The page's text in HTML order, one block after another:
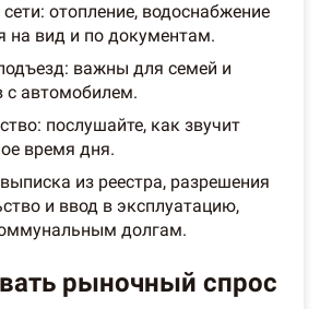
отопление, водоснабжение
на вид и по документам.
важны для семей и
с автомобилем.
послушайте, как звучит
время дня.
из реестра, разрешения
и ввод в эксплуатацию,
долгам.
рыночный спрос